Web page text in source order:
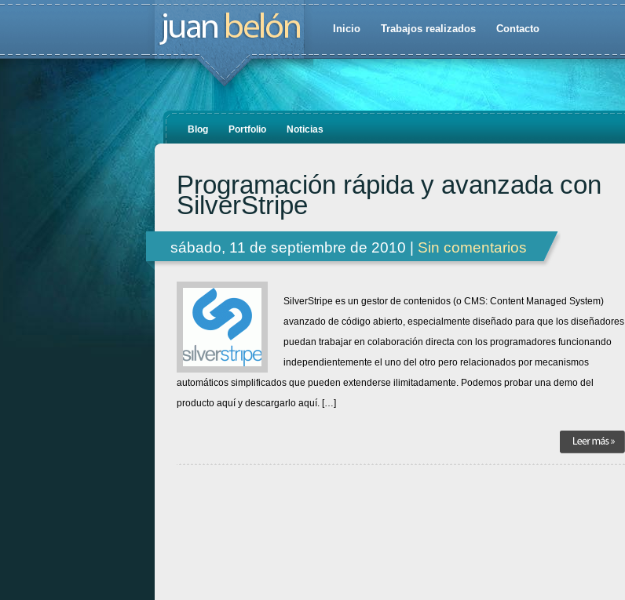
Inicio Trabajos realizados Contacto
Blog Portfolio Noticias
Programación rápida y avanzada con
SilverStripe
sábado, 11 de septiembre de 2010 | Sin comentarios
SilverStripe es un gestor de contenidos (o CMS: Content Managed System)
avanzado de código abierto, especialmente diseñado para que los diseñadores
puedan trabajar en colaboración directa con los programadores funcionando
independientemente el uno del otro pero relacionados por mecanismos
automáticos simplificados que pueden extenderse ilimitadamente. Podemos probar una demo del
producto aquí y descargarlo aquí. […]